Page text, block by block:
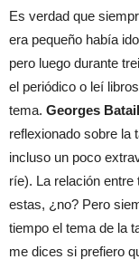
Es verdad que
era pequeño había
pero luego durante
el periódico o leí
tema. Georges
reflexionado sobre la
incluso un poco
ríe). La relación
estas, ¿no? Pero
tiempo el tema de la
me dices si prefiero